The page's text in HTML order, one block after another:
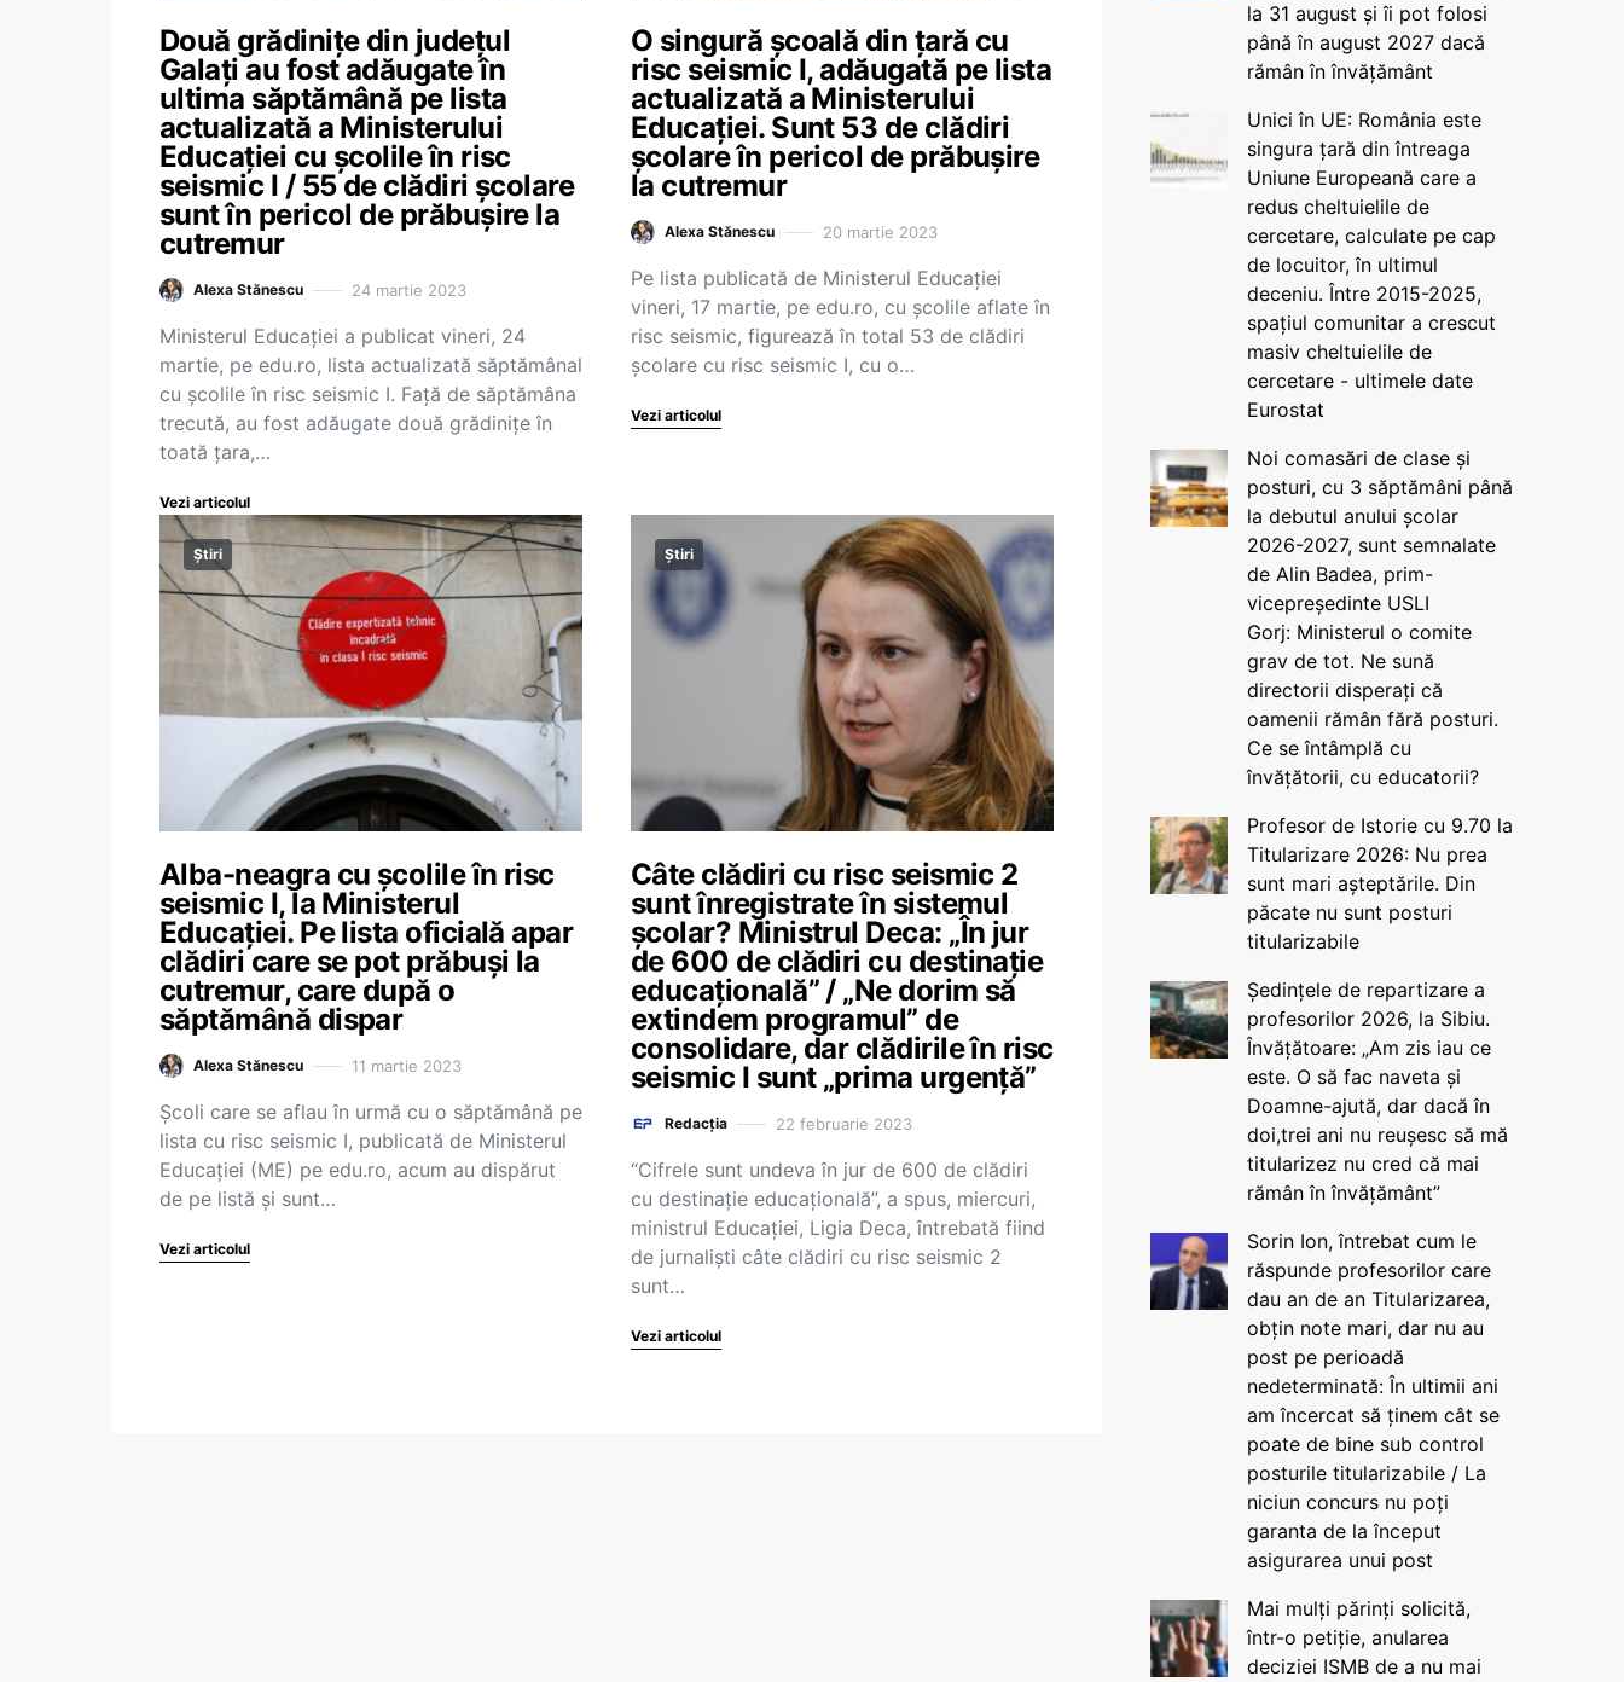
Două grădinițe din județul
Galați au fost adăugate în
ultima săptămână pe lista
actualizată a Ministerului
Educației cu școlile în risc
seismic I / 55 de clădiri școlare
sunt în pericol de prăbușire la
cutremur
Alexa Stănescu 24 martie 2023
Ministerul Educației a publicat vineri, 24
martie, pe edu.ro, lista actualizată săptămânal
cu școlile în risc seismic I. Față de săptămâna
trecută, au fost adăugate două grădinițe în
toată țara,…
Vezi articolul
O singură școală din țară cu
risc seismic I, adăugată pe lista
actualizată a Ministerului
Educației. Sunt 53 de clădiri
școlare în pericol de prăbușire
la cutremur
Alexa Stănescu 20 martie 2023
Pe lista publicată de Ministerul Educației
vineri, 17 martie, pe edu.ro, cu școlile aflate în
risc seismic, figurează în total 53 de clădiri
școlare cu risc seismic I, cu o…
Vezi articolul
Știri
Alba-neagra cu școlile în risc
seismic I, la Ministerul
Educației. Pe lista oficială apar
clădiri care se pot prăbuși la
cutremur, care după o
săptămână dispar
Alexa Stănescu 11 martie 2023
Școli care se aflau în urmă cu o săptămână pe
lista cu risc seismic I, publicată de Ministerul
Educației (ME) pe edu.ro, acum au dispărut
de pe listă și sunt…
Vezi articolul
Știri
Câte clădiri cu risc seismic 2
sunt înregistrate în sistemul
școlar? Ministrul Deca: „În jur
de 600 de clădiri cu destinație
educațională” / „Ne dorim să
extindem programul” de
consolidare, dar clădirile în risc
seismic I sunt „prima urgență”
Redacția 22 februarie 2023
“Cifrele sunt undeva în jur de 600 de clădiri
cu destinație educațională”, a spus, miercuri,
ministrul Educației, Ligia Deca, întrebată fiind
de jurnaliști câte clădiri cu risc seismic 2
sunt…
Vezi articolul
la 31 august și îi pot folosi
până în august 2027 dacă
rămân în învățământ
Unici în UE: România este
singura țară din întreaga
Uniune Europeană care a
redus cheltuielile de
cercetare, calculate pe cap
de locuitor, în ultimul
deceniu. Între 2015-2025,
spațiul comunitar a crescut
masiv cheltuielile de
cercetare - ultimele date
Eurostat
Noi comasări de clase și
posturi, cu 3 săptămâni până
la debutul anului școlar
2026-2027, sunt semnalate
de Alin Badea, prim-
vicepreședinte USLI
Gorj: Ministerul o comite
grav de tot. Ne sună
directorii disperați că
oamenii rămân fără posturi.
Ce se întâmplă cu
învățătorii, cu educatorii?
Profesor de Istorie cu 9.70 la
Titularizare 2026: Nu prea
sunt mari așteptările. Din
păcate nu sunt posturi
titularizabile
Ședințele de repartizare a
profesorilor 2026, la Sibiu.
Învățătoare: „Am zis iau ce
este. O să fac naveta și
Doamne-ajută, dar dacă în
doi,trei ani nu reușesc să mă
titularizez nu cred că mai
rămân în învățământ”
Sorin Ion, întrebat cum le
răspunde profesorilor care
dau an de an Titularizarea,
obțin note mari, dar nu au
post pe perioadă
nedeterminată: În ultimii ani
am încercat să ținem cât se
poate de bine sub control
posturile titularizabile / La
niciun concurs nu poți
garanta de la început
asigurarea unui post
Mai mulți părinți solicită,
într-o petiție, anularea
deciziei ISMB de a nu mai